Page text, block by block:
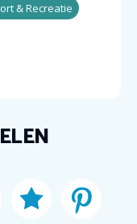
& Recreatie